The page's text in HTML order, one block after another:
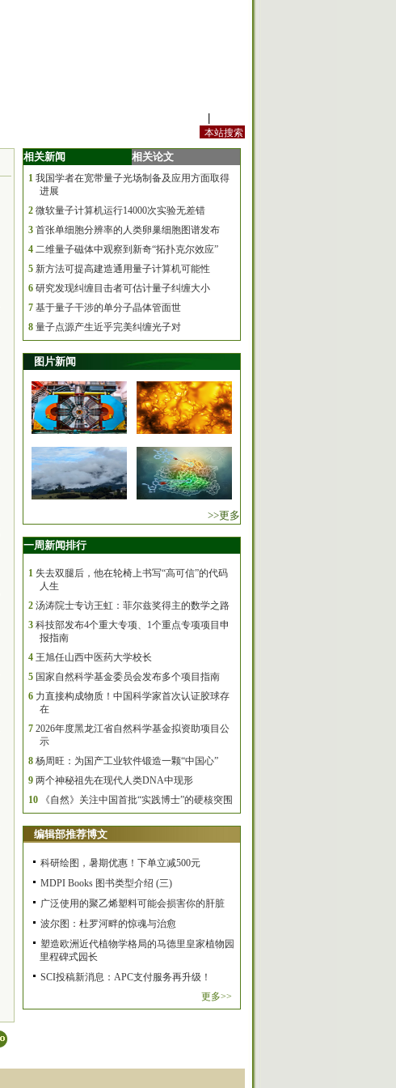
相关新闻 相关论文
1 我国学者在宽带量子光场制备及应用方面取得
进展
2 微软量子计算机运行14000次实验无差错
3 首张单细胞分辨率的人类卵巢细胞图谱发布
4 二维量子磁体中观察到新奇“拓扑克尔效应”
5 新方法可提高建造通用量子计算机可能性
6 研究发现纠缠目击者可估计量子纠缠大小
7 基于量子干涉的单分子晶体管面世
8 量子点源产生近乎完美纠缠光子对
图片新闻
>>更多
一周新闻排行
1 失去双腿后，他在轮椅上书写“高可信”的代码
人生
2 汤涛院士专访王虹：菲尔兹奖得主的数学之路
3 科技部发布4个重大专项、1个重点专项项目申
报指南
4 王旭任山西中医药大学校长
5 国家自然科学基金委员会发布多个项目指南
6 力直接构成物质！中国科学家首次认证胶球存
在
7 2026年度黑龙江省自然科学基金拟资助项目公
示
8 杨周旺：为国产工业软件锻造一颗“中国心”
9 两个神秘祖先在现代人类DNA中现形
10
《自然》关注中国首批“实践博士”的硬核突围
编辑部推荐博文
科研绘图，暑期优惠！下单立减500元
MDPI Books 图书类型介绍 (三)
广泛使用的聚乙烯塑料可能会损害你的肝脏
波尔图：杜罗河畔的惊魂与治愈
塑造欧洲近代植物学格局的马德里皇家植物园
里程碑式园长
SCI投稿新消息：APC支付服务再升级！
更多>>